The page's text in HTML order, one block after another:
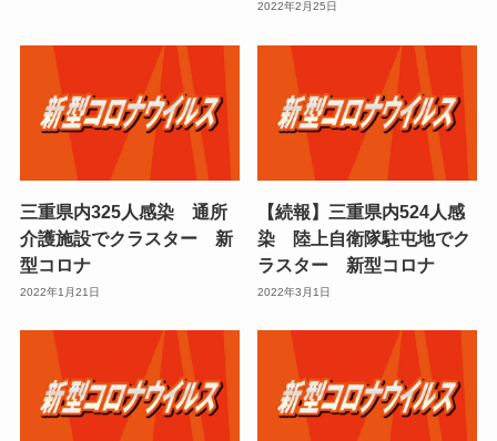
2022年2月25日
三重県内325人感染 通所
介護施設でクラスター 新
型コロナ
2022年1月21日
【続報】三重県内524人感
染 陸上自衛隊駐屯地でク
ラスター 新型コロナ
2022年3月1日